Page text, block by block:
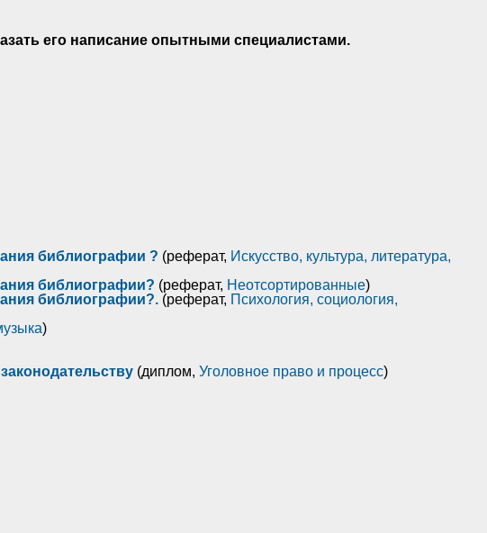
его написание опытными специалистами.
библиографии ? (реферат, Искусство, культура, литература,
библиографии? (реферат, Неотсортированные)
библиографии?. (реферат, Психология, социология,
)
(диплом, Уголовное право и процесс)